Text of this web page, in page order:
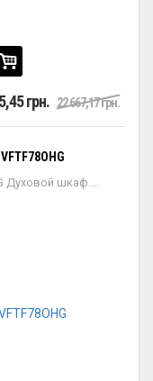
грн. 22 667,17 грн.
Духовой шкаф....